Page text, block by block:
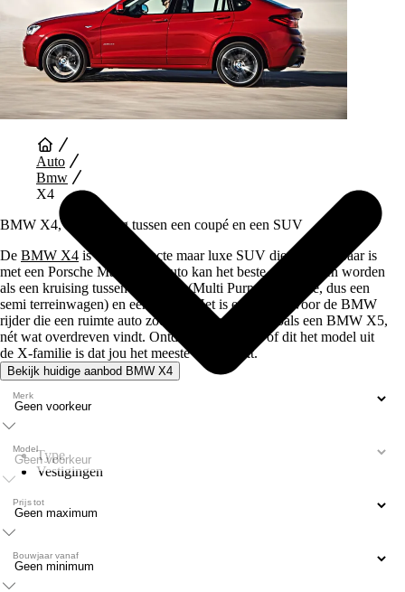
Auto Diensten
Type
Vestigingen
Auto
Bmw
X4
BMW X4, de kruising tussen een coupé en een SUV
De BMW X4 is een compacte maar luxe SUV die vergelijkbaar is
met een Porsche Macan. De auto kan het beste omschreven worden
als een kruising tussen een SUV (Multi Purpose Vehicle, dus een
semi terreinwagen) en een coupé. Het is een model voor de BMW
rijder die een ruimte auto zoekt maar een SUV, zoals een BMW X5,
nét wat overdreven vindt. Ontdek in dit artikel of dit het model uit
de X-familie is dat jou het meeste aanspreekt.
Bekijk huidige aanbod BMW X4
Merk
Model
Prijs tot
Bouwjaar vanaf